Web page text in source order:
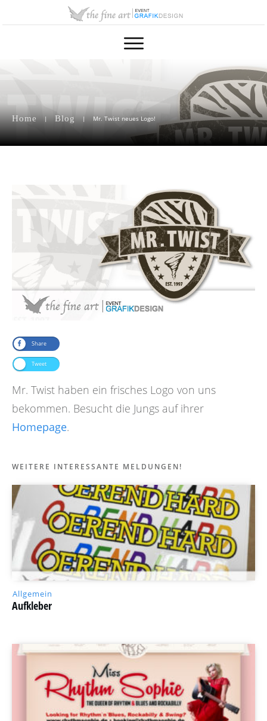
Home | Blog | Mr. Twist neues Logo!
Share
Tweet
Mr. Twist haben ein frisches Logo von uns
bekommen. Besucht die Jungs auf ihrer
Homepage.
WEITERE INTERESSANTE MELDUNGEN!
Allgemein
Aufkleber